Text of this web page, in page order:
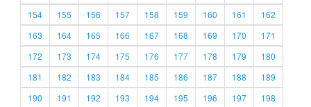
154
155 156 157 158 159 160 161
162
163
164 165 166 167 168 169 170
171
172
173 174 175 176 177 178 179
180
181
182 183 184 185 186 187 188
189
190
191 192 193 194 195 196 197
198